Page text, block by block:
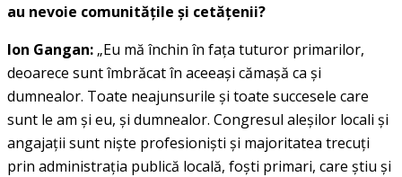
au nevoie comunităţile şi cetăţenii?
Ion Gangan: „Eu mă închin în faţa tuturor primarilor,
deoarece sunt îmbrăcat în aceeaşi cămaşă ca şi
dumnealor. Toate neajunsurile şi toate succesele care
sunt le am şi eu, şi dumnealor. Congresul aleşilor locali şi
angajaţii sunt nişte profesionişti şi majoritatea trecuţi
prin administraţia publică locală, foşti primari, care ştiu şi